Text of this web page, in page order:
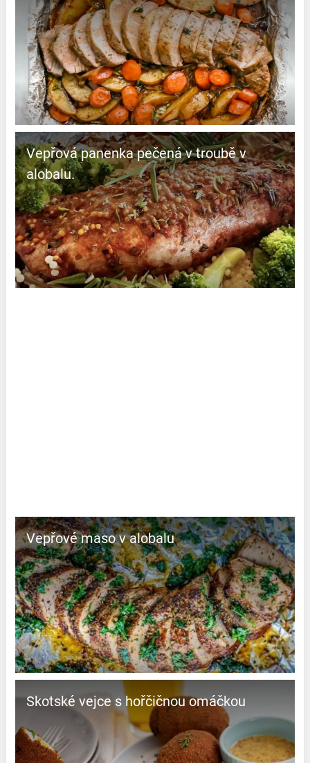
Vepřová panenka pečená v troubě v
alobalu.
Vepřové maso v alobalu
Skotské vejce s hořčičnou omáčkou